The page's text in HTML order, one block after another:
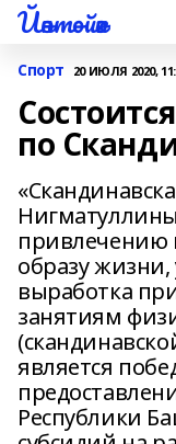
Йәнтөйәк
Спорт 20 ИЮЛЯ 2020,
по
привлечению
образу
выработка
занятиям
является
Республики